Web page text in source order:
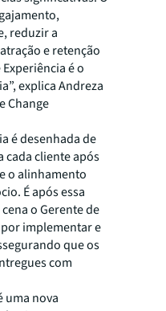
reduzir a
e retenção
é o
explica Andreza
Change
é desenhada de
cada cliente após
o alinhamento
É após essa
o Gerente de
implementar e
que os
com
uma nova